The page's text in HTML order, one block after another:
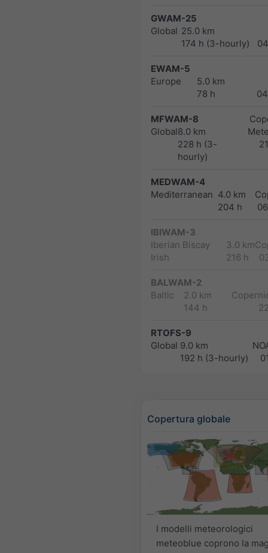
GWAM-25
Global 25.0 km
174 h (3-hourly)
EWAM-5
Europe
5.0 km
78 h
MFWAM-8
Global8.0 km
228 h (3-
hourly)
MEDWAM-4
Mediterranean 4.0 km
204 h
IBIWAM-3
Iberian Biscay
Irish
3.0 km
216 h
BALWAM-2
Baltic
2.0 km
144 h
RTOFS-9
Global 9.0 km
192 h (3-hourly)
Copertura globale
I modelli meteorologici
meteoblue coprono la